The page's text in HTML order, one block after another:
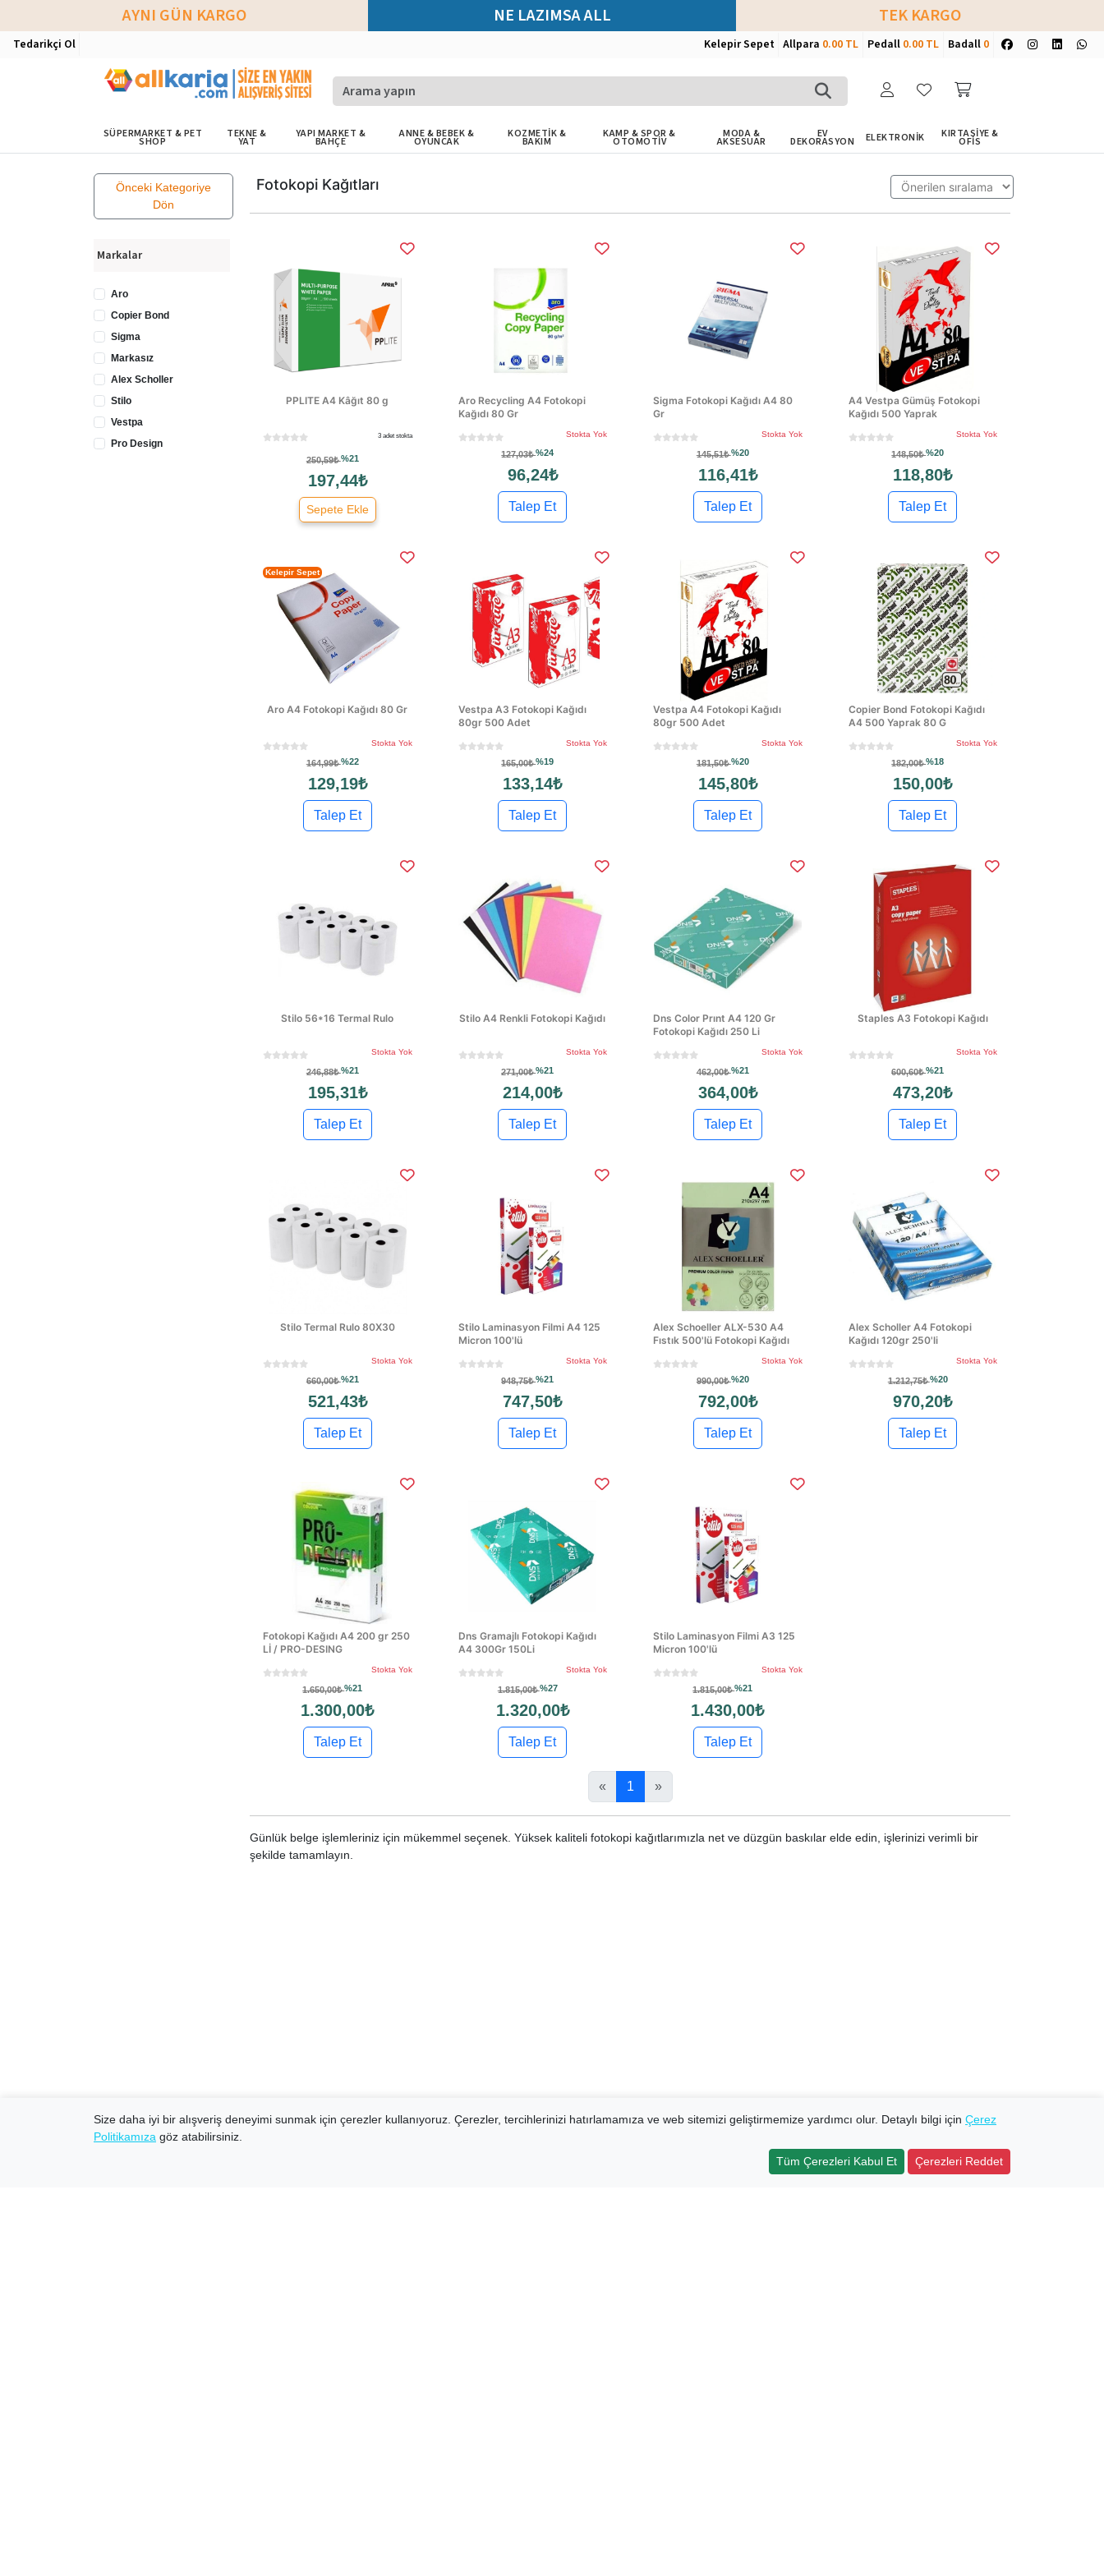
AYNI GÜN KARGO NE LAZIMSA ALL TEK KARGO
Tedarikçi Ol Kelepir Sepet Allpara 0.00 TL Pedall 0.00 TL Badall 0
SÜPERMARKET & PET
SHOP
TEKNE &
YAT
YAPI MARKET &
BAHÇE
ANNE & BEBEK &
OYUNCAK
KOZMETİK &
BAKIM
KAMP & SPOR &
OTOMOTİV
MODA &
AKSESUAR
EV
DEKORASYON ELEKTRONİK KIRTASİYE &
OFİS
Önceki Kategoriye
Dön
Markalar
Aro
Copier Bond
Sigma
Markasız
Alex Scholler
Stilo
Vestpa
Pro Design
Fotokopi Kağıtları
PPLITE A4 Kâğıt 80 g
3 adet stokta
250,59₺%21
197,44₺
Sepete Ekle
Aro Recycling A4 Fotokopi
Kağıdı 80 Gr
Stokta Yok
127,03₺%24
96,24₺
Talep Et
Sigma Fotokopi Kağıdı A4 80
Gr
Stokta Yok
145,51₺%20
116,41₺
Talep Et
A4 Vestpa Gümüş Fotokopi
Kağıdı 500 Yaprak
Stokta Yok
148,50₺%20
118,80₺
Talep Et
Aro A4 Fotokopi Kağıdı 80 Gr
Kelepir Sepet
Stokta Yok
164,99₺%22
129,19₺
Talep Et
Vestpa A3 Fotokopi Kağıdı
80gr 500 Adet
Stokta Yok
165,00₺%19
133,14₺
Talep Et
Vestpa A4 Fotokopi Kağıdı
80gr 500 Adet
Stokta Yok
181,50₺%20
145,80₺
Talep Et
Copier Bond Fotokopi Kağıdı
A4 500 Yaprak 80 G
Stokta Yok
182,00₺%18
150,00₺
Talep Et
Stilo 56*16 Termal Rulo
Stokta Yok
246,88₺%21
195,31₺
Talep Et
Stilo A4 Renkli Fotokopi Kağıdı
Stokta Yok
271,00₺%21
214,00₺
Talep Et
Dns Color Prınt A4 120 Gr
Fotokopi Kağıdı 250 Li
Stokta Yok
462,00₺%21
364,00₺
Talep Et
Staples A3 Fotokopi Kağıdı
Stokta Yok
600,60₺%21
473,20₺
Talep Et
Stilo Termal Rulo 80X30
Stokta Yok
660,00₺%21
521,43₺
Talep Et
Stilo Laminasyon Filmi A4 125
Micron 100'lü
Stokta Yok
948,75₺%21
747,50₺
Talep Et
Alex Schoeller ALX-530 A4
Fıstık 500'lü Fotokopi Kağıdı
Stokta Yok
990,00₺%20
792,00₺
Talep Et
Alex Scholler A4 Fotokopi
Kağıdı 120gr 250'li
Stokta Yok
1.212,75₺%20
970,20₺
Talep Et
Fotokopi Kağıdı A4 200 gr 250
Lİ / PRO-DESING
Stokta Yok
1.650,00₺%21
1.300,00₺
Talep Et
Dns Gramajlı Fotokopi Kağıdı
A4 300Gr 150Li
Stokta Yok
1.815,00₺%27
1.320,00₺
Talep Et
Stilo Laminasyon Filmi A3 125
Micron 100'lü
Stokta Yok
1.815,00₺%21
1.430,00₺
Talep Et
« 1 »
Günlük belge işlemleriniz için mükemmel seçenek. Yüksek kaliteli fotokopi kağıtlarımızla net ve düzgün baskılar elde edin, işlerinizi verimli bir
şekilde tamamlayın.
Size daha iyi bir alışveriş deneyimi sunmak için çerezler kullanıyoruz. Çerezler, tercihlerinizi hatırlamamıza ve web sitemizi geliştirmemize yardımcı olur. Detaylı bilgi için Çerez
Politikamıza göz atabilirsiniz.
Tüm Çerezleri Kabul Et
Çerezleri Reddet